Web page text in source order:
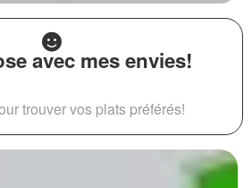
avec mes envies!
trouver vos plats préférés!